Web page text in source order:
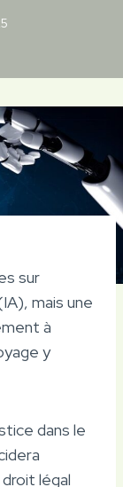
sur
mais une
à
y
dans le
légal